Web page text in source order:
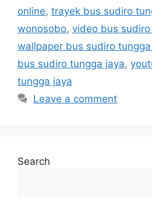
online, trayek bus sudiro
wonosobo, video bus
wallpaper bus sudiro
bus sudiro tungga jaya,
tungga jaya
Leave a comment
Search